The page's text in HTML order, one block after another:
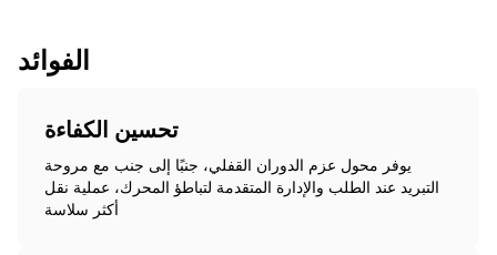
الفوائد
تحسين الكفاءة
يوفر محول عزم الدوران القفلي، جنبًا إلى جنب مع مروحة
التبريد عند الطلب والإدارة المتقدمة لتباطؤ المحرك، عملية نقل
أكثر سلاسة